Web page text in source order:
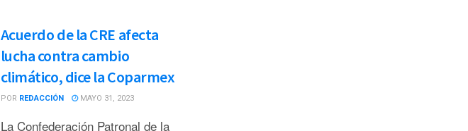
Acuerdo de la CRE afecta
lucha contra cambio
climático, dice la Coparmex
POR REDACCIÓN MAYO 31, 2023
La Confederación Patronal de la